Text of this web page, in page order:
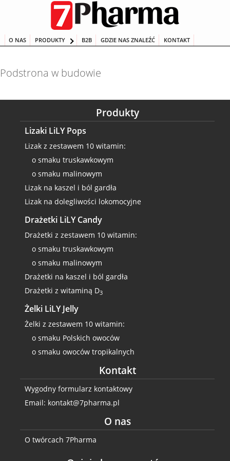
O NAS PRODUKTY B2B GDZIE NAS ZNALEŹĆ KONTAKT
Podstrona w budowie
Produkty
Lizaki LiLY Pops
Lizak z zestawem 10 witamin:
o smaku truskawkowym
o smaku malinowym
Lizak na kaszel i ból gardła
Lizak na dolegliwości lokomocyjne
Drażetki LiLY Candy
Drażetki z zestawem 10 witamin:
o smaku truskawkowym
o smaku malinowym
Drażetki na kaszel i ból gardła
Drażetki z witaminą D3
Żelki LiLY Jelly
Żelki z zestawem 10 witamin:
o smaku Polskich owoców
o smaku owoców tropikalnych
Kontakt
Wygodny formularz kontaktowy
Email: kontakt@7pharma.pl
O nas
O twórcach 7Pharma